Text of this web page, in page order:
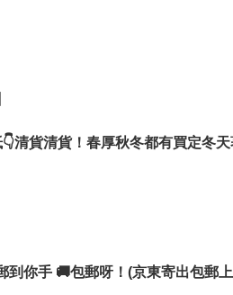
清貨清貨！春厚秋冬都有買定冬
到你手 🚚包郵呀！(京東寄出包郵